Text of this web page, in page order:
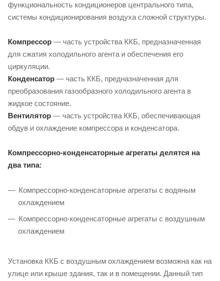
функциональность кондиционеров центрального типа,
системы кондиционирования воздуха сложной структуры.
Компрессор — часть устройства ККБ, предназначенная
для сжатия холодильного агента и обеспечения его
циркуляции.
Конденсатор — часть ККБ, предназначенная для
преобразования газообразного холодильного агента в
жидкое состояние.
Вентилятор — часть устройства ККБ, обеспечивающая
обдув и охлаждение компрессора и конденсатора.
Компрессорно-конденсаторные агрегаты делятся на
два типа:
Компрессорно-конденсаторные агрегаты с водяным
охлаждением
Компрессорно-конденсаторные агрегаты с воздушным
охлаждением
Установка ККБ с воздушным охлаждением возможна как на
улице или крыше здания, так и в помещении. Данный тип